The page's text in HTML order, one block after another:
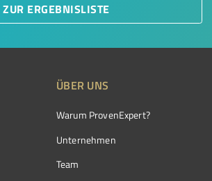
ZUR ERGEBNISLISTE
ÜBER UNS
Warum ProvenExpert?
Unternehmen
Team